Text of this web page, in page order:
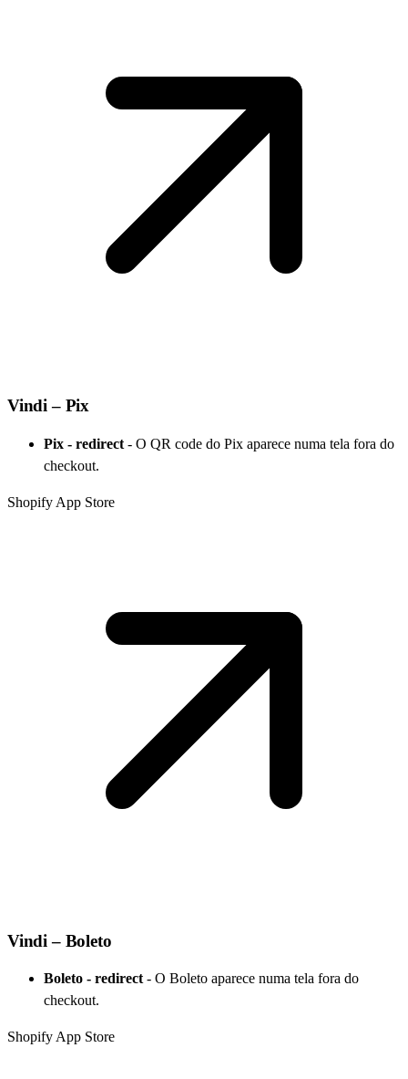
Vindi – Pix
Pix - redirect - O QR code do Pix aparece numa tela fora do
checkout.
Shopify App Store
Vindi – Boleto
Boleto - redirect - O Boleto aparece numa tela fora do
checkout.
Shopify App Store